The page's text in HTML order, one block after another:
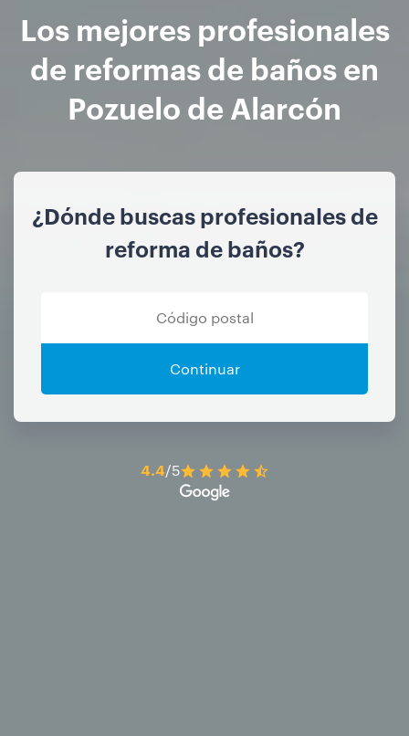
Los mejores profesionales
de reformas de baños en
Pozuelo de Alarcón
¿Dónde buscas profesionales de
reforma de baños?
Continuar
4.4/5